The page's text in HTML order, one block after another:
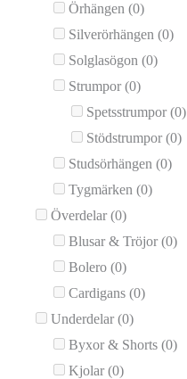
Örhängen (0)
Silverörhängen (0)
Solglasögon (0)
Strumpor (0)
Spetsstrumpor (0)
Stödstrumpor (0)
Studsörhängen (0)
Tygmärken (0)
Överdelar (0)
Blusar & Tröjor (0)
Bolero (0)
Cardigans (0)
Underdelar (0)
Byxor & Shorts (0)
Kjolar (0)